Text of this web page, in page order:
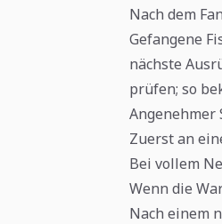
Nach dem
Gefangene
nächste
prüfen; so
Zuerst an
Bei vollem
Wenn die
Nach einem